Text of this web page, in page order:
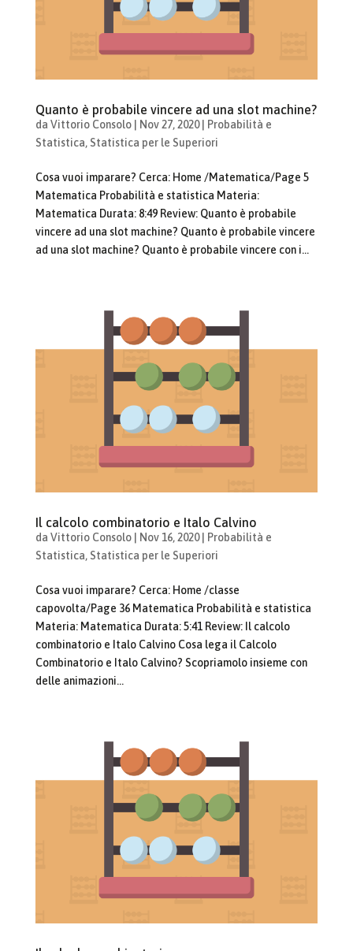
Quanto è probabile vincere ad una slot machine?
da Vittorio Consolo| Nov 27, 2020|
Probabilità e
Statistica, Statistica per le Superiori
Cosa vuoi imparare? Cerca: Home /Matematica/Page 5
Matematica Probabilità e statistica Materia:
Matematica Durata: 8:49 Review: Quanto è probabile
vincere ad una slot machine? Quanto è probabile vincere
ad una slot machine? Quanto è probabile vincere con i...
Il calcolo combinatorio e Italo Calvino
da Vittorio Consolo| Nov 16, 2020|
Probabilità e
Statistica, Statistica per le Superiori
Cosa vuoi imparare? Cerca: Home /classe
capovolta/Page 36 Matematica Probabilità e statistica
Materia: Matematica Durata: 5:41 Review: Il calcolo
combinatorio e Italo Calvino Cosa lega il Calcolo
Combinatorio e Italo Calvino? Scopriamolo insieme con
delle animazioni...